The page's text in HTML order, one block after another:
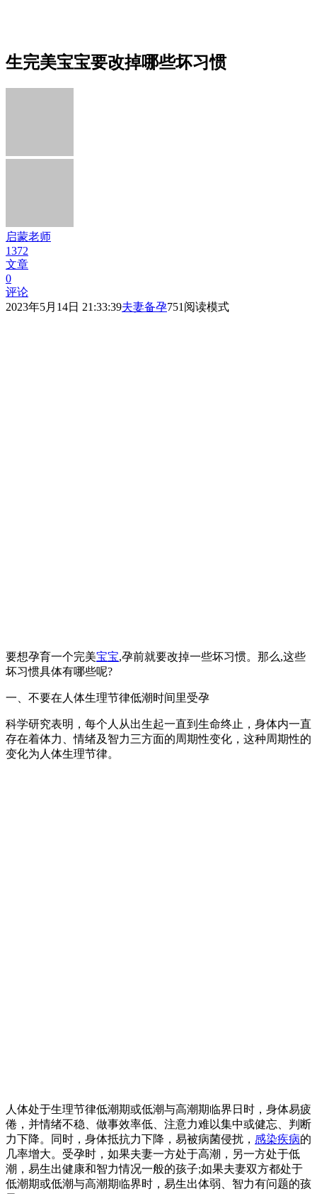
生完美宝宝要改掉哪些坏习惯
启蒙老师
1372
文章
0
评论
2023年5月14日 21:33:39夫妻备孕751 阅读模式
要想孕育一个完美宝宝,孕前就要改掉一些坏习惯。那么,这些
坏习惯具体有哪些呢?
一、不要在人体生理节律低潮时间里受孕
科学研究表明，每个人从出生起一直到生命终止，身体内一直
存在着体力、情绪及智力三方面的周期性变化，这种周期性的
变化为人体生理节律。
人体处于生理节律低潮期或低潮与高潮期临界日时，身体易疲
倦，并情绪不稳、做事效率低、注意力难以集中或健忘、判断
力下降。同时，身体抵抗力下降，易被病菌侵扰， 感染疾病的
几率增大。受孕时，如果夫妻一方处于高潮，另一方处于低
潮，易生出健康和智力情况一般的孩子;如果夫妻双方都处于
低潮期或低潮与高潮期临界时，易生出体弱、智力有问题的孩